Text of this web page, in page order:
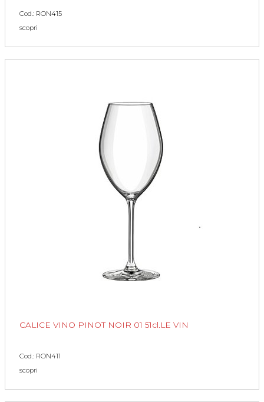
Cod.: RON415
scopri
CALICE VINO PINOT NOIR 01 51cl.LE VIN
Cod.: RON411
scopri